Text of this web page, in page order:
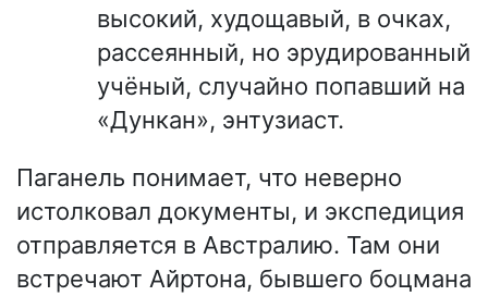
высокий, худощавый, в очках,
рассеянный, но эрудированный
учёный, случайно попавший на
«Дункан», энтузиаст.
Паганель понимает, что неверно
истолковал документы, и экспедиция
отправляется в Австралию. Там они
встречают Айртона, бывшего боцмана